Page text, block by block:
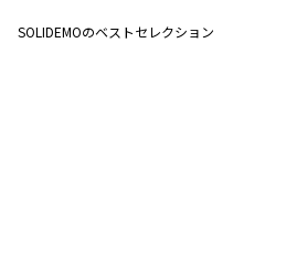
SOLIDEMOのベストセレクション